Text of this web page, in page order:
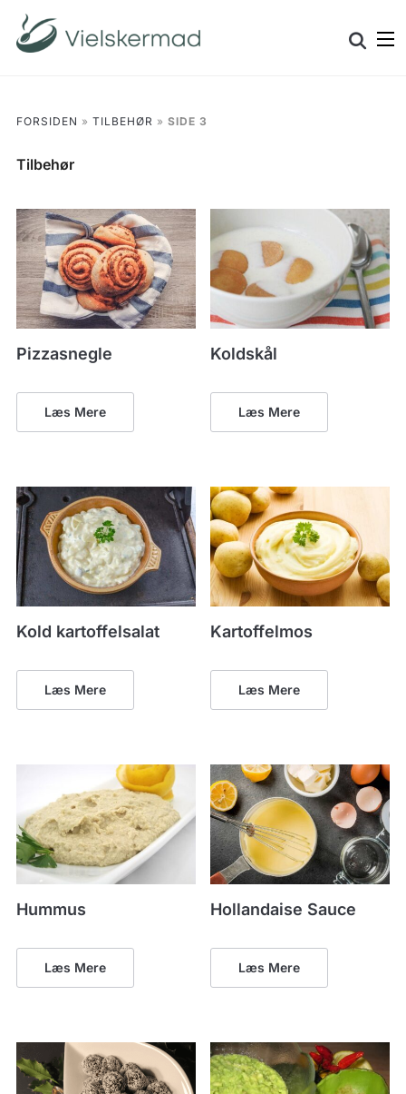
Skip
content
Search
for:
FORSIDEN » TILBEHØR » SIDE 3
Tilbehør
Pizzasnegle
Læs Mere
Koldskål
Læs Mere
Kold kartoffelsalat
Læs Mere
Kartoffelmos
Læs Mere
Hummus
Læs Mere
Hollandaise Sauce
Læs Mere